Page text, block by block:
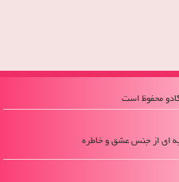
ای از جنس عشق و خاطره